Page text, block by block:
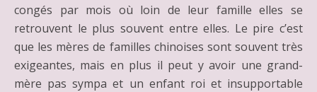
congés par mois où loin de leur famille elles se
retrouvent le plus souvent entre elles. Le pire c’est
que les mères de familles chinoises sont souvent très
exigeantes, mais en plus il peut y avoir une grand-
mère pas sympa et un enfant roi et insupportable